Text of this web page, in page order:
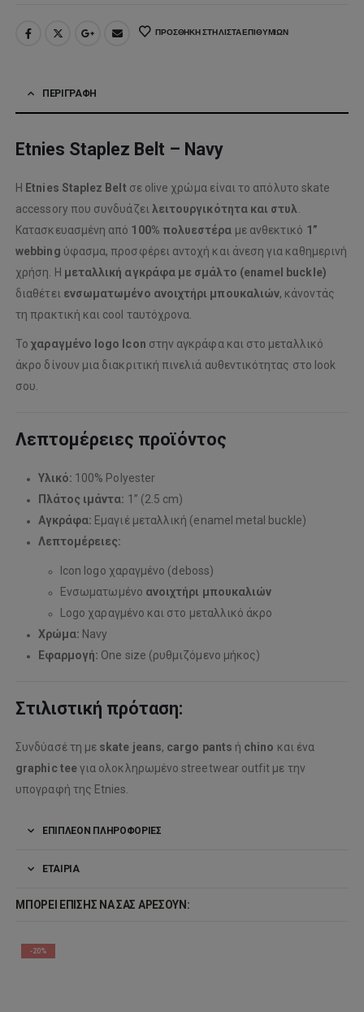
ΠΡΟΣΘΉΚΗ ΣΤΗ ΛΊΣΤΑ ΕΠΙΘΥΜΙΏΝ
ΠΕΡΙΓΡΑΦΉ
Etnies Staplez Belt – Navy
Η Etnies Staplez Belt σε olive χρώμα είναι το απόλυτο skate
accessory που συνδυάζειλειτουργικότητα και στυλ.
Κατασκευασμένη από 100% πολυεστέρα με ανθεκτικό 1”
webbing ύφασμα, προσφέρει αντοχή και άνεση για καθημερινή
χρήση. Η μεταλλική αγκράφα με σμάλτο (enamel buckle)
διαθέτει ενσωματωμένο ανοιχτήρι μπουκαλιών, κάνοντάς
τη πρακτική και cool ταυτόχρονα.
Τοχαραγμένο logo Icon στην αγκράφα και στο μεταλλικό
άκρο δίνουν μια διακριτική πινελιά αυθεντικότητας στο look
σου.
Λεπτομέρειες προϊόντος
Υλικό: 100% Polyester
Πλάτος ιμάντα: 1” (2.5 cm)
Αγκράφα: Εμαγιέ μεταλλική (enamel metal buckle)
Λεπτομέρειες:
Icon logo χαραγμένο (deboss)
Ενσωματωμένο ανοιχτήρι μπουκαλιών
Logo χαραγμένο και στο μεταλλικό άκρο
Χρώμα: Navy
Εφαρμογή: One size (ρυθμιζόμενο μήκος)
Στιλιστική πρόταση:
Συνδύασέ τη με skate jeans, cargo pants ή chino και ένα
graphic teeγια ολοκληρωμένο streetwear outfit με την
υπογραφή της Etnies.
ΕΠΙΠΛΈΟΝ ΠΛΗΡΟΦΟΡΊΕΣ
ΕΤΑΙΡΊΑ
ΜΠΟΡΕΊ ΕΠΊΣΗΣ ΝΑ ΣΑΣ ΑΡΈΣΟΥΝ:
-20%